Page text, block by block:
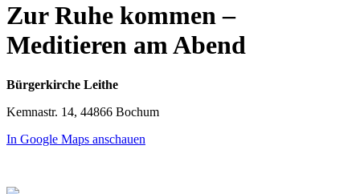
Zur Ruhe kommen –
Meditieren am Abend
Bürgerkirche Leithe
Kemnastr. 14, 44866 Bochum
In Google Maps anschauen